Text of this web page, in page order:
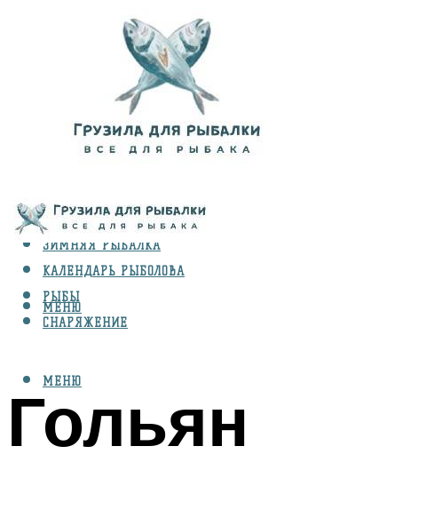
ВИДЫ ЛОВЛИ
ЗИМНЯЯ РЫБАЛКА
КАЛЕНДАРЬ РЫБОЛОВА
РЫБЫ
СНАРЯЖЕНИЕ
МЕНЮ
МЕНЮ
Гольян